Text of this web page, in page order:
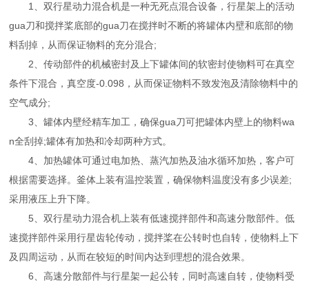
1、双行星动力混合机是一种无死点混合设备，行星架上的活动
gua刀和搅拌桨底部的gua刀在搅拌时不断的将罐体内壁和底部的物
料刮掉，从而保证物料的充分混合;
2、传动部件的机械密封及上下罐体间的软密封使物料可在真空
条件下混合，真空度-0.098，从而保证物料不致发泡及清除物料中的
空气成分;
3、罐体内壁经精车加工，确保gua刀可把罐体内壁上的物料wa
n全刮掉;罐体有加热和冷却两种方式。
4、加热罐体可通过电加热、蒸汽加热及油水循环加热，客户可
根据需要选择。釜体上装有温控装置，确保物料温度没有多少误差;
采用液压上升下降。
5、双行星动力混合机上装有低速搅拌部件和高速分散部件。低
速搅拌部件采用行星齿轮传动，搅拌桨在公转时也自转，使物料上下
及四周运动，从而在较短的时间内达到理想的混合效果。
6、高速分散部件与行星架一起公转，同时高速自转，使物料受